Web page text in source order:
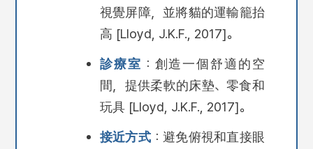
視覺屏障，並將貓的運輸籠抬
高 [Lloyd, J.K.F., 2017]。
診療室 ：創造一個舒適的空
間，提供柔軟的床墊、零食和
玩具 [Lloyd, J.K.F., 2017]。
接近方式：避免俯視和直接眼